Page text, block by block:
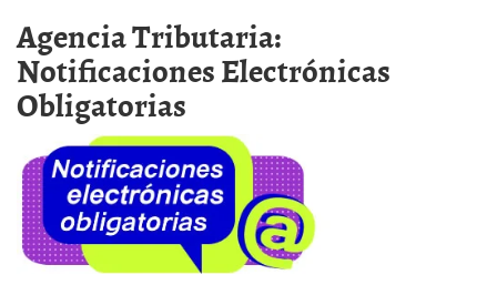
Agencia Tributaria:
Notificaciones Electrónicas
Obligatorias